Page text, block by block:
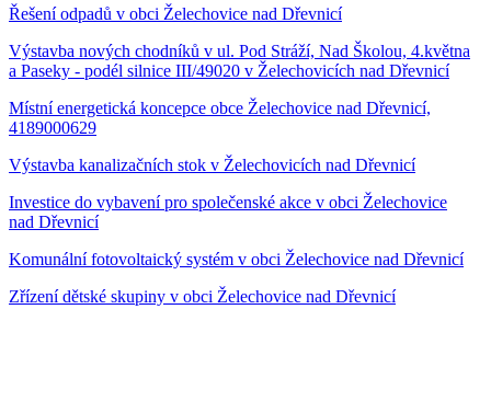
Řešení odpadů v obci Želechovice nad Dřevnicí
Výstavba nových chodníků v ul. Pod Stráží, Nad Školou, 4.května
a Paseky - podél silnice III/49020 v Želechovicích nad Dřevnicí
Místní energetická koncepce obce Želechovice nad Dřevnicí,
4189000629
Výstavba kanalizačních stok v Želechovicích nad Dřevnicí
Investice do vybavení pro společenské akce v obci Želechovice
nad Dřevnicí
Komunální fotovoltaický systém v obci Želechovice nad Dřevnicí
Zřízení dětské skupiny v obci Želechovice nad Dřevnicí